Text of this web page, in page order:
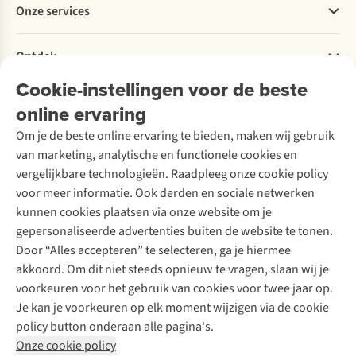
Cookie-instellingen voor de beste
online ervaring
Om je de beste online ervaring te bieden, maken wij gebruik
van marketing, analytische en functionele cookies en
vergelijkbare technologieën. Raadpleeg onze cookie policy
voor meer informatie. Ook derden en sociale netwerken
kunnen cookies plaatsen via onze website om je
gepersonaliseerde advertenties buiten de website te tonen.
Door “Alles accepteren” te selecteren, ga je hiermee
akkoord. Om dit niet steeds opnieuw te vragen, slaan wij je
voorkeuren voor het gebruik van cookies voor twee jaar op.
Je kan je voorkeuren op elk moment wijzigen via de cookie
policy button onderaan alle pagina's.
Onze cookie policy
Levering
Retourneren
Bestelling herroepen
Garantie
Contact
Explore More
Verantwoord ondernemen
Over Ayacucho
Onze winkels
Over A.S.Adventure
Toegankelijkheidsverklaring
Onze services
Ski-onderhoud
Wasservice
Schoenonderhoud
Schoenherstelling
Kledingherstelling
Retouches
Voor bedrijven
Ontdek
A.S.Magazine
Podcast
Explore Academy
Explore Camp
Gear Check
Inspiratie & advies
Meld je aan voor de nieuwsbrief
Follow us
Disclaimer Privacy Policy
Algemene voorwaarden
Cookie Policy